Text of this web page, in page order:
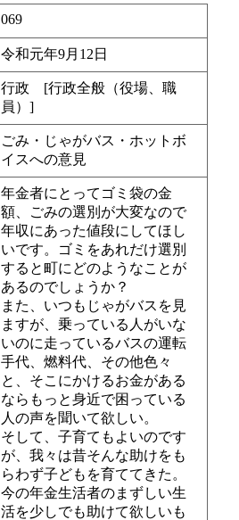
069
令和元年9月12日
行政 [行政全般（役場、職
員）]
ごみ・じゃがバス・ホットボ
イスへの意見
年金者にとってゴミ袋の金
額、ごみの選別が大変なので
年収にあった値段にしてほし
いです。ゴミをあれだけ選別
すると町にどのようなことが
あるのでしょうか？
また、いつもじゃがバスを見
ますが、乗っている人がいな
いのに走っているバスの運転
手代、燃料代、その他色々
と、そこにかけるお金がある
ならもっと身近で困っている
人の声を聞いて欲しい。
そして、子育てもよいのです
が、我々は昔そんな助けをも
らわず子どもを育ててきた。
今の年金生活者のまずしい生
活を少しでも助けて欲しいも